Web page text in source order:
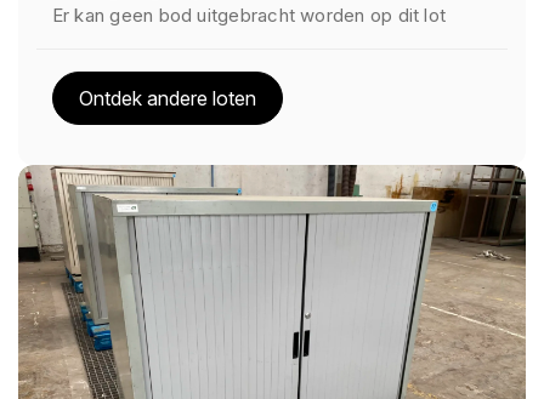
Er kan geen bod uitgebracht worden op dit lot
Ontdek andere loten